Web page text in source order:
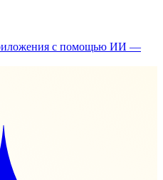
с помощью ИИ —